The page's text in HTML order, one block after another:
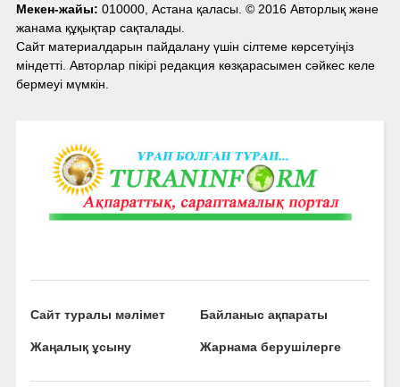
Мекен-жайы: 010000, Астана қаласы. © 2016 Авторлық және
жанама құқықтар сақталады.
Сайт материалдарын пайдалану үшін сілтеме көрсетуіңіз
міндетті. Авторлар пікірі редакция көзқарасымен сәйкес келе
бермеуі мүмкін.
Сайт туралы мәлімет Байланыс ақпараты
Жаңалық ұсыну Жарнама берушілерге